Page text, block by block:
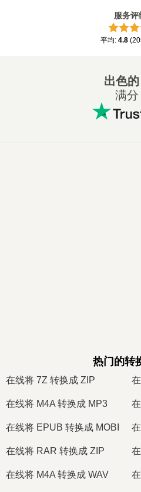
服务评
平均: 4.8 (
出色的
满分
热门的转
在线将 7Z 转换成 ZIP
在线将 M4A 转换成 MP3
在线将 EPUB 转换成 MOBI
在线将 RAR 转换成 ZIP
在线将 M4A 转换成 WAV